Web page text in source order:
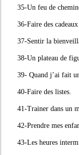
35-Un feu de
36-Faire des
37-Sentir la
38-Un plateau de
39- Quand j’ai fait
40-Faire des listes.
41-Trainer dans un
42-Prendre mes
43-Les heures